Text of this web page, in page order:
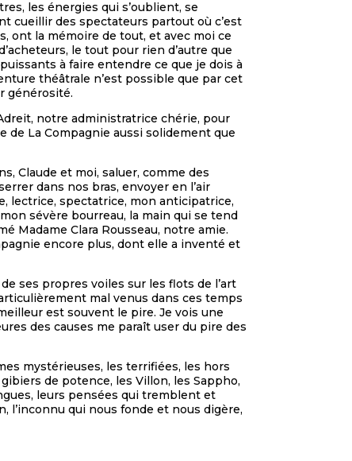
les énergies qui s’oublient, se
cueillir des spectateurs partout où c’est
ont la mémoire de tout, et avec moi ce
le tout pour rien d’autre que
à faire entendre ce que je dois à
théâtrale n’est possible que par cet
générosité.
notre administratrice chérie, pour
de La Compagnie aussi solidement que
Claude et moi, saluer, comme des
dans nos bras, envoyer en l’air
lectrice, spectatrice, mon anticipatrice,
sévère bourreau, la main qui se tend
Madame Clara Rousseau, notre amie.
encore plus, dont elle a inventé et
ses propres voiles sur les flots de l’art
mal venus dans ces temps
est souvent le pire. Je vois une
des causes me paraît user du pire des
mystérieuses, les terrifiées, les hors
de potence, les Villon, les Sappho,
leurs pensées qui tremblent et
l’inconnu qui nous fonde et nous digère,